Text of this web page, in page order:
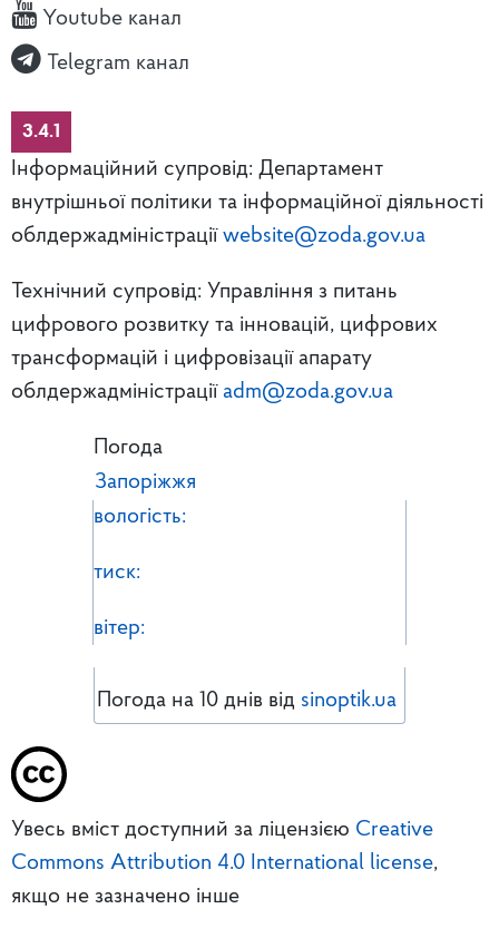
Youtube канал
Telegram канал
3.4.1
Інформаційний супровід: Департамент
внутрішньої політики та інформаційної діяльності
облдержадміністрації website@zoda.gov.ua
Технічний супровід: Управління з питань
цифрового розвитку та інновацій, цифрових
трансформацій і цифровізації апарату
облдержадміністрації adm@zoda.gov.ua
Погода
Запоріжжя
вологість:
тиск:
вітер:
Погода на 10 днів від sinoptik.ua
Увесь вміст доступний за ліцензією Creative
Commons Attribution 4.0 International license,
якщо не зазначено інше